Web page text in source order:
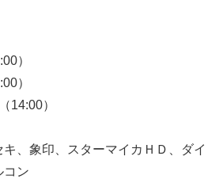
）
）
14:00）
、象印、スターマイカＨＤ、ダイ
コン